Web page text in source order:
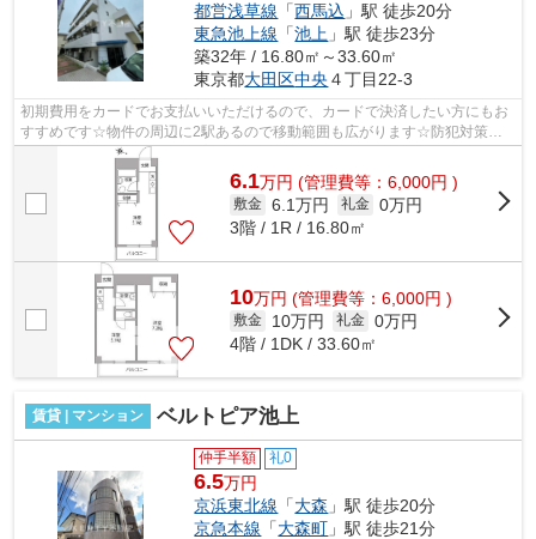
都営浅草線 「西馬込 」駅 徒歩20分
東急池上線 「池上 」駅 徒歩23分
築32年 / 16.80㎡～33.60㎡
東京都大田区中央 ４丁目22-3
初期費用をカードでお支払いいただけるので、カードで決済したい方にもお
すすめです☆物件の周辺に2駅あるので移動範囲も広がります☆防犯対策も
バッチリなマンションタイプの物件です☆...
6.1万円 (管理費等：6,000円 )
敷金 6.1万円 礼金 0万円
3階 / 1R / 16.80㎡
10万円 (管理費等：6,000円 )
敷金 10万円 礼金 0万円
4階 / 1DK / 33.60㎡
賃貸 | マンション ベルトピア池上
仲手半額 礼0
6.5万円
京浜東北線 「大森 」駅 徒歩20分
京急本線 「大森町 」駅 徒歩21分